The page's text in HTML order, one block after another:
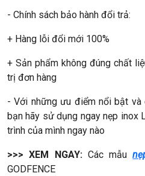
- Chính sách bảo hành đổi trả:
+ Hàng lỗi đổi mới 100%
+ Sản phẩm không đúng chất
trị đơn hàng
- Với những ưu điểm nổi bật
bạn hãy sử dụng ngay nẹp inox
trình của mình ngay nào
>>> XEM NGAY:Các mẫu
GODFENCE